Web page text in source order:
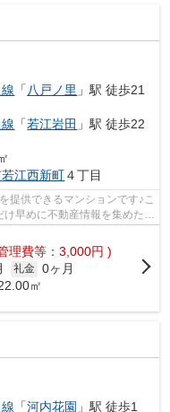
「八戸ノ里 」駅 徒歩21
「若江岩田 」駅 徒歩22
若江西新町４丁目
提供できるマンションです♪こ
早めに不動産情報を集めたい
理費等：3,000円 )
礼金 0ヶ月
㎡
「河内花園 」駅 徒歩1